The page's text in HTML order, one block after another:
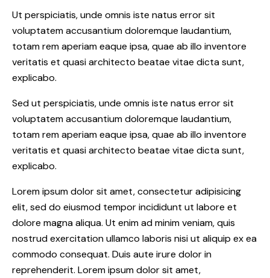
Ut perspiciatis, unde omnis iste natus error sit
voluptatem accusantium doloremque laudantium,
totam rem aperiam eaque ipsa, quae ab illo inventore
veritatis et quasi architecto beatae vitae dicta sunt,
explicabo.
Sed ut perspiciatis, unde omnis iste natus error sit
voluptatem accusantium doloremque laudantium,
totam rem aperiam eaque ipsa, quae ab illo inventore
veritatis et quasi architecto beatae vitae dicta sunt,
explicabo.
Lorem ipsum dolor sit amet, consectetur adipisicing
elit, sed do eiusmod tempor incididunt ut labore et
dolore magna aliqua. Ut enim ad minim veniam, quis
nostrud exercitation ullamco laboris nisi ut aliquip ex ea
commodo consequat. Duis aute irure dolor in
reprehenderit. Lorem ipsum dolor sit amet,